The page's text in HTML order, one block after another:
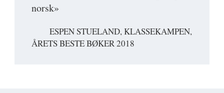
norsk»
ESPEN STUELAND, KLASSEKAMPEN,
ÅRETS BESTE BØKER 2018